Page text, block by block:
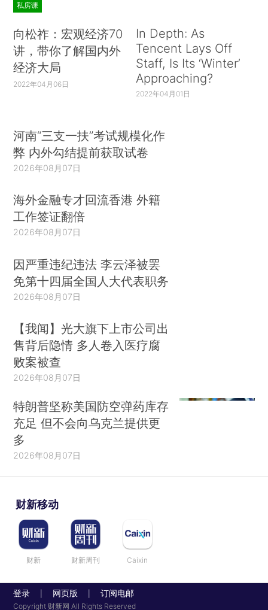
私房课
向松祚：宏观经济70
讲，带你了解国内外
经济大局
2022年04月06日
In Depth: As
Tencent Lays Off
Staff, Is Its ‘Winter’
Approaching?
2022年04月01日
河南“三支一扶”考试规模化作
弊 内外勾结提前获取试卷
2026年08月07日
海外金融专才回流香港 外籍
工作签证翻倍
2026年08月07日
因严重违纪违法 李云泽被罢
免第十四届全国人大代表职务
2026年08月07日
【我闻】光大旗下上市公司出
售背后隐情 多人卷入医疗腐
败案被查
2026年08月07日
特朗普坚称美国防空弹药库存
充足 但不会向乌克兰提供更
多
2026年08月07日
财新移动
财新 财新周刊 Caixin
登录 网页版 订阅电邮
Copyright 财新网 All Rights Reserved